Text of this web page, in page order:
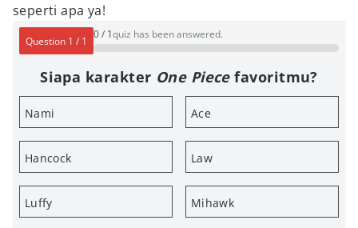
seperti apa ya!
Question 1 / 1
0/ 1quiz has been answered.
Siapa karakter One Piecefavoritmu?
Nami Ace
Hancock Law
Luffy Mihawk